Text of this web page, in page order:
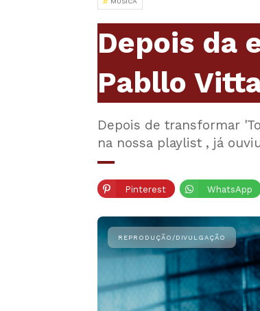
Depois da
Pabllo
Depois de transformar
na nossa playlist , já
Pinterest WhatsApp